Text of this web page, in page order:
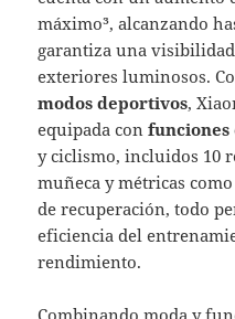
máximo³, alcanzando
garantiza una
exteriores luminosos.
modos deportivos,
equipada confunciones
y ciclismo, incluidos 10
muñeca y métricas
de recuperación, todo
eficiencia del
rendimiento.